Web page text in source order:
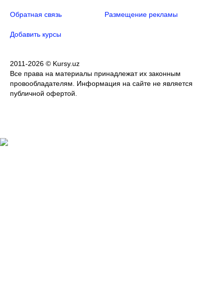
Обратная связь Размещение рекламы
Добавить курсы
2011-2026 © Kursy.uz
Все права на материалы принадлежат их законным
провообладателям. Информация на сайте не является
публичной офертой.